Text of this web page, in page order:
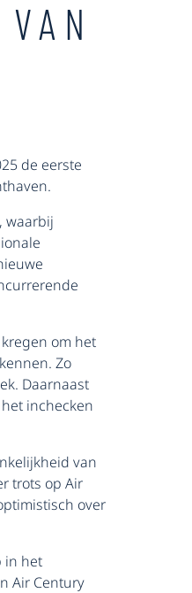
de eerste
waarbij
om het
Zo
Daarnaast
inchecken
van
trots op Air
over
in het
Air Century